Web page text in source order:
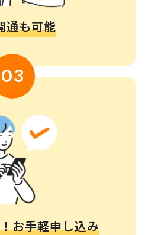
通も可能
03
お手軽申し込み